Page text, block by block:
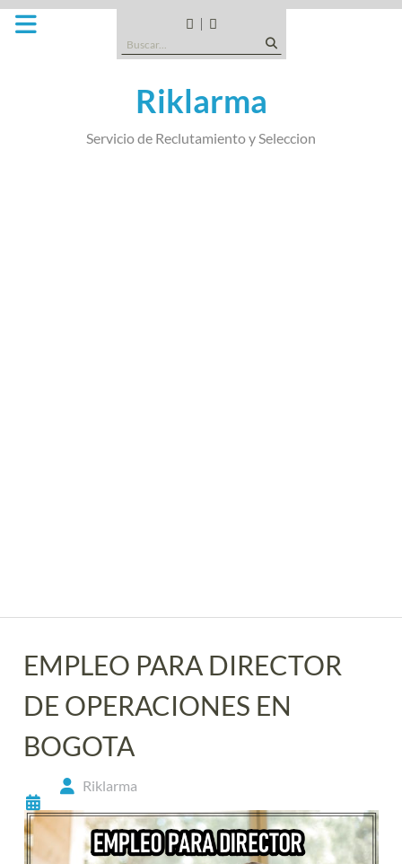
Saltar
CANDIDATOS
TIPO
EMPRESA
SOMOS
Buscar:
Riklarma
Servicio de Reclutamiento y Seleccion
EMPLEO PARA DIRECTOR
DE OPERACIONES EN
BOGOTA
Riklarma